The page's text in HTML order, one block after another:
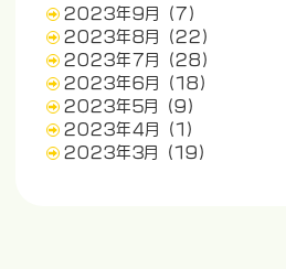
2023年9月
(7)
2023年8月
(22)
2023年7月
(28)
2023年6月
(18)
2023年5月
(9)
2023年4月
(1)
2023年3月
(19)